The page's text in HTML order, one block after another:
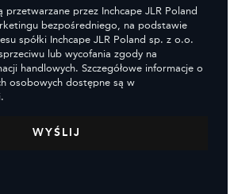
przetwarzane przez Inchcape JLR Poland
bezpośredniego, na podstawie
spółki Inchcape JLR Poland sp. z o.o.
lub wycofania zgody na
handlowych. Szczegółowe informacje o
osobowych dostępne są w